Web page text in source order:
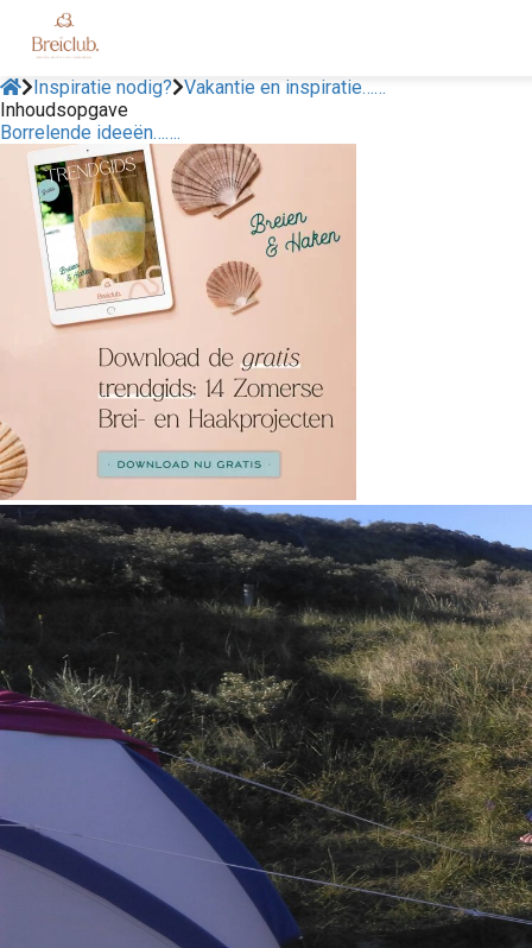
Inspiratie nodig? Vakantie en inspiratie……
Inhoudsopgave
Borrelende ideeën…….